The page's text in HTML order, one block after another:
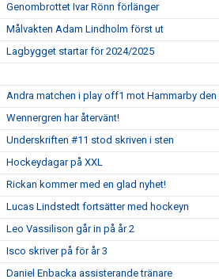
Genombrottet Ivar Rönn förlänger
Målvakten Adam Lindholm först ut
Lagbygget startar för 2024/2025
Andra matchen i play off1 mot Hammarby den
Wennergren har återvänt!
Underskriften #11 stod skriven i sten
Hockeydagar på XXL
Rickan kommer med en glad nyhet!
Lucas Lindstedt fortsätter med hockeyn
Leo Vassilison går in på år 2
Isco skriver på för år 3
Daniel Enbacka assisterande tränare